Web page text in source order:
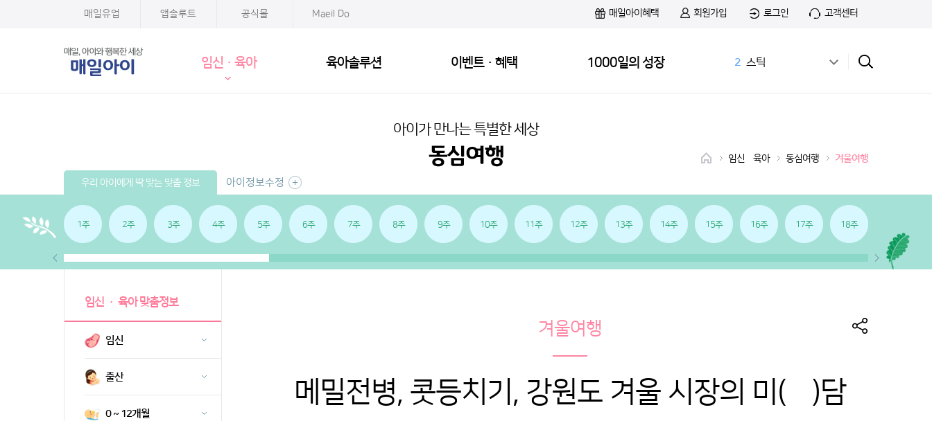
매일유업 앱솔루트 공식몰 Maeil Do 매일아이혜택 회원가입 로그인 고객센터
임신·육아 육아솔루션 이벤트·혜택 1000일의 성장
3 공식몰
9
첫우유
아이가 만나는 특별한 세상
임신•육아 동심여행 겨울여행
우리 아이에게 딱 맞는 맞춤 정보 아이정보수정
1주 2주 3주 4주 5주 6주 7주 8주 9주 10주 11주 12주 13주 14주 15주 16주 17주 18주
임신 · 육아 맞춤정보
임신
출산
0 ~ 12개월
겨울여행
메밀전병, 콧등치기, 강원도 겨울 시장의 미(味)담